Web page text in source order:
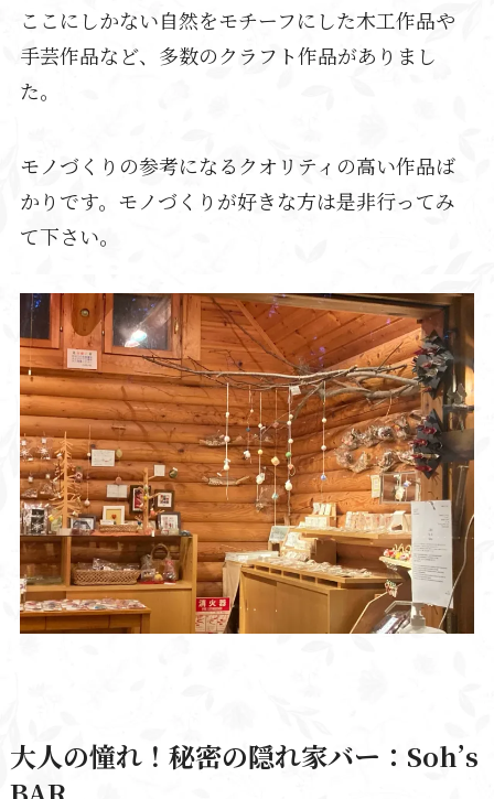
ここにしかない自然をモチーフにした木工作品や
手芸作品など、多数のクラフト作品がありまし
た。
モノづくりの参考になるクオリティの高い作品ば
かりです。モノづくりが好きな方は是非行ってみ
て下さい。
大人の憧れ！秘密の隠れ家バー： Soh’s